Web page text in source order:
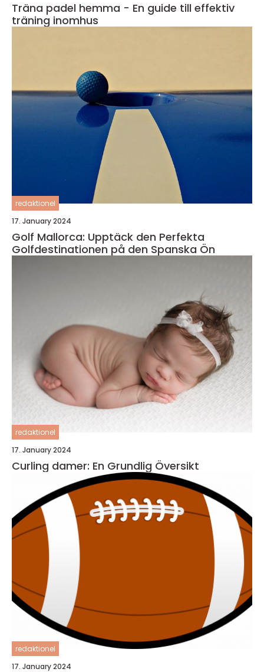
Träna padel hemma - En guide till effektiv
träning inomhus
redaktionel
17. January 2024
Golf Mallorca: Upptäck den Perfekta
Golfdestinationen på den Spanska Ön
redaktionel
17. January 2024
Curling damer: En Grundlig Översikt
redaktionel
17. January 2024